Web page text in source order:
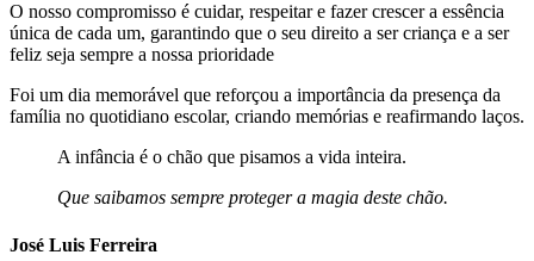
O nosso compromisso é cuidar, respeitar e fazer crescer a essência
única de cada um, garantindo que o seu direito a ser criança e a ser
feliz seja sempre a nossa prioridade
Foi um dia memorável que reforçou a importância da presença da
família no quotidiano escolar, criando memórias e reafirmando laços.
A infância é o chão que pisamos a vida inteira.
Que saibamos sempre proteger a magia deste chão.
José Luis Ferreira